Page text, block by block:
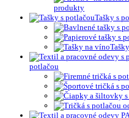
produkty
Tašky s
potlačou